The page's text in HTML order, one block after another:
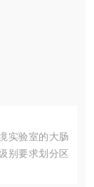
实验室的大肠
别要求划分区